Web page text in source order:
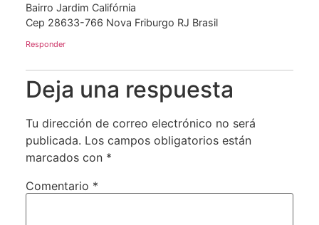
Bairro Jardim Califórnia
Cep 28633-766 Nova Friburgo RJ Brasil
Responder
Deja una respuesta
Tu dirección de correo electrónico no será
publicada. Los campos obligatorios están
marcados con *
Comentario *